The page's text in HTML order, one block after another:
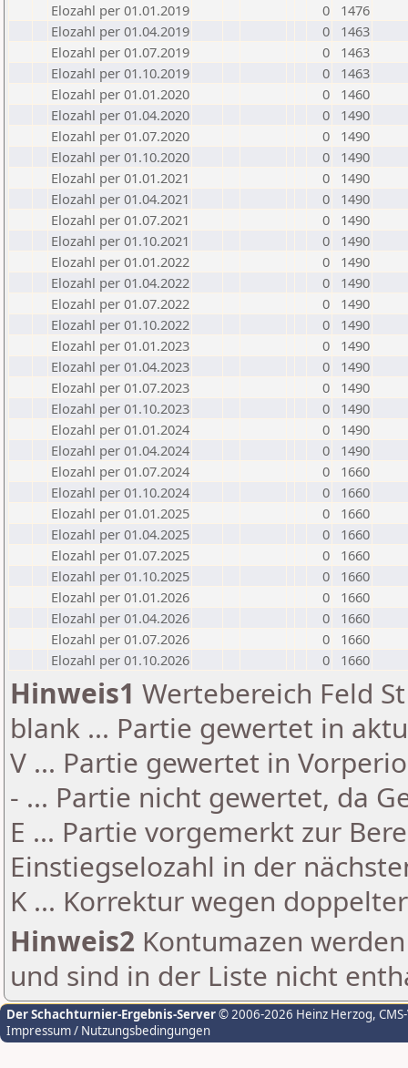
Elozahl per 01.01.2019
0
1476
Elozahl per 01.04.2019
0
1463
Elozahl per 01.07.2019
0
1463
Elozahl per 01.10.2019
0
1463
Elozahl per 01.01.2020
0
1460
Elozahl per 01.04.2020
0
1490
Elozahl per 01.07.2020
0
1490
Elozahl per 01.10.2020
0
1490
Elozahl per 01.01.2021
0
1490
Elozahl per 01.04.2021
0
1490
Elozahl per 01.07.2021
0
1490
Elozahl per 01.10.2021
0
1490
Elozahl per 01.01.2022
0
1490
Elozahl per 01.04.2022
0
1490
Elozahl per 01.07.2022
0
1490
Elozahl per 01.10.2022
0
1490
Elozahl per 01.01.2023
0
1490
Elozahl per 01.04.2023
0
1490
Elozahl per 01.07.2023
0
1490
Elozahl per 01.10.2023
0
1490
Elozahl per 01.01.2024
0
1490
Elozahl per 01.04.2024
0
1490
Elozahl per 01.07.2024
0
1660
Elozahl per 01.10.2024
0
1660
Elozahl per 01.01.2025
0
1660
Elozahl per 01.04.2025
0
1660
Elozahl per 01.07.2025
0
1660
Elozahl per 01.10.2025
0
1660
Elozahl per 01.01.2026
0
1660
Elozahl per 01.04.2026
0
1660
Elozahl per 01.07.2026
0
1660
Elozahl per 01.10.2026
0 1660
Hinweis1 Wertebereich Feld
blank ... Partie gewertet in
V ... Partie gewertet in
- ... Partie nicht gewertet, da
E ... Partie vorgemerkt zur
Einstiegselozahl in der
K ... Korrektur wegen
Hinweis2 Kontumazen
und sind in der Liste nicht
Der Schachturnier-Ergebnis-Server© 2006-2026 Heinz Herzog,
Impressum / Nutzungsbedingungen